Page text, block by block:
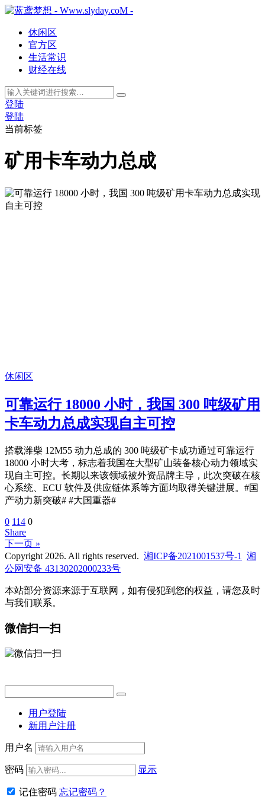
休闲区
官方区
生活常识
财经在线
登陆
登陆
当前标签
矿用卡车动力总成
休闲区
可靠运行 18000 小时，我国 300 吨级矿用
卡车动力总成实现自主可控
搭载潍柴 12M55 动力总成的 300 吨级矿卡成功通过可靠运行
18000 小时大考，标志着我国在大型矿山装备核心动力领域实
现自主可控。长期以来该领域被外资品牌主导，此次突破在核
心系统、ECU 软件及供应链体系等方面均取得关键进展。#国
产动力新突破# #大国重器#
0 114 0
Share
下一页 »
Copyright 2026. All rights reserved. 湘ICP备2021001537号-1
湘
公网安备 43130202000233号
本站部分资源来源于互联网，如有侵犯到您的权益，请您及时
与我们联系。
微信扫一扫
用户登陆
新用户注册
用户名
密码 显示
记住密码 忘记密码？